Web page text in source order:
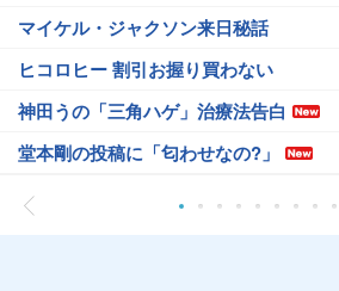
マイケル・ジャクソン来日秘話
ヒコロヒー 割引お握り買わない
神田うの「三角ハゲ」治療法告白
堂本剛の投稿に「匂わせなの?」